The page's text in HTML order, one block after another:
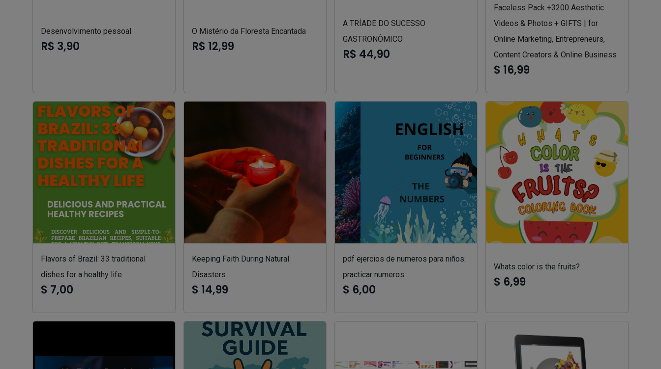
Desenvolvimento pessoal
R$ 3,90
O Mistério da Floresta Encantada
R$ 12,99
A TRÍADE DO SUCESSO
GASTRONÔMICO
R$ 44,90
Faceless Pack +3200 Aesthetic
Videos & Photos + GIFTS | for
Online Marketing, Entrepreneurs,
Content Creators & Online Business
$ 16,99
Flavors of Brazil: 33 traditional
dishes for a healthy life
$ 7,00
Keeping Faith During Natural
Disasters
$ 14,99
pdf ejercios de numeros para niños:
practicar numeros
$ 6,00
Whats color is the fruits?
$ 6,99